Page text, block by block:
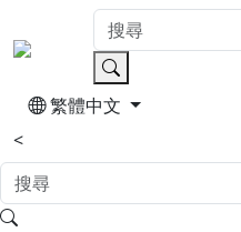
繁體中文
<